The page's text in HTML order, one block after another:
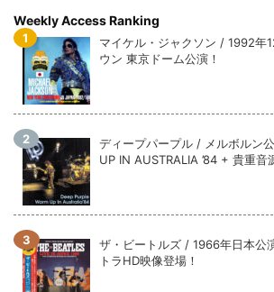
スコーピオンズ / 2024年6月15日 リスボン公
*NEW RELEASE (最新約3ヶ月)
2024.6.20
マネスキン / 2024年6月9日 ドイツ ROCK
全収録！
*NEW RELEASE (最新約3ヶ月)
2024.6.9
リアム・ギャラガー / 2024年6月1日 英国シ
全収録！
*NEW RELEASE (最新約3ヶ月)
メガデス / 2023年8月4日 ドイツ W.O.A. 公演
*NEW RELEASE (最新約3ヶ月)
2024.6.9
ユーライア・ヒープ / 2023年8月3日 ドイツ
全収録！
*NEW RELEASE (最新約3ヶ月)
Weekly Access Ranking
マイケル・ジャクソン / 1992年
ウン 東京ドーム公演！
ディープパープル / メルボルン
UP IN AUSTRALIA ’84 + 貴重音
ザ・ビートルズ / 1966年日本公
トラHD映像登場！